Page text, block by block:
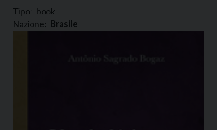
Tipo: book
Nazione: Brasile